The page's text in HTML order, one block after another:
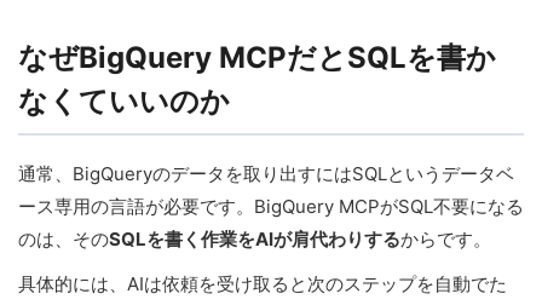
なぜBigQuery MCPだとSQLを書か
なくていいのか
通常、BigQueryのデータを取り出すにはSQLというデータベ
ース専用の言語が必要です。BigQuery MCPがSQL不要になる
のは、そのSQLを書く作業をAIが肩代わりするからです。
具体的には、AIは依頼を受け取ると次のステップを自動でた